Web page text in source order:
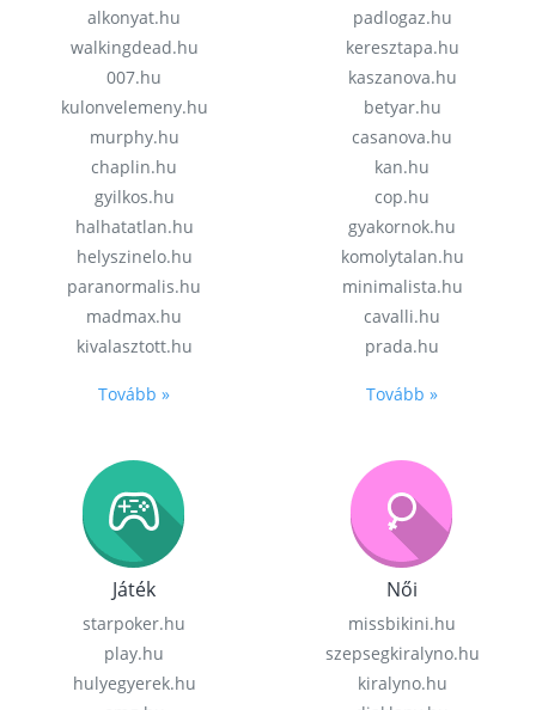
alkonyat.hu
walkingdead.hu
007.hu
kulonvelemeny.hu
murphy.hu
chaplin.hu
gyilkos.hu
halhatatlan.hu
helyszinelo.hu
paranormalis.hu
madmax.hu
kivalasztott.hu
Tovább »
padlogaz.hu
keresztapa.hu
kaszanova.hu
betyar.hu
casanova.hu
kan.hu
cop.hu
gyakornok.hu
komolytalan.hu
minimalista.hu
cavalli.hu
prada.hu
Tovább »
Játék
starpoker.hu
play.hu
hulyegyerek.hu
Női
missbikini.hu
szepsegkiralyno.hu
kiralyno.hu